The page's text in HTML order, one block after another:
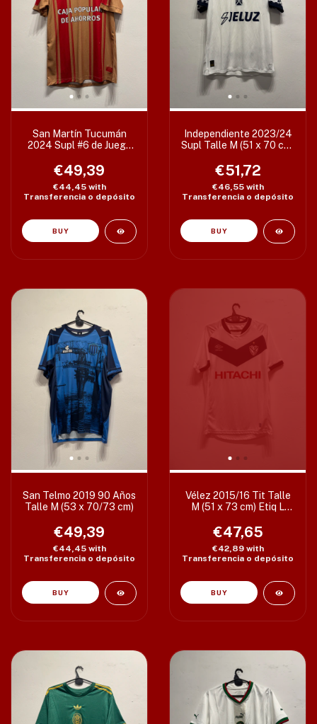
San Martín Tucumán
2024 Supl #6 de Juego
€49,39
€44,45 with
Transferencia o depósito
Independiente 2023/24
Supl Talle M (51 x 70 cm)
€51,72
€46,55 with
Transferencia o depósito
San Telmo 2019 90 Años
Talle M (53 x 70/73 cm)
€49,39
€44,45 with
Transferencia o depósito
Vélez 2015/16 Tit Talle
M (51 x 73 cm) Etiq L
€47,65
€42,89 with
Transferencia o depósito